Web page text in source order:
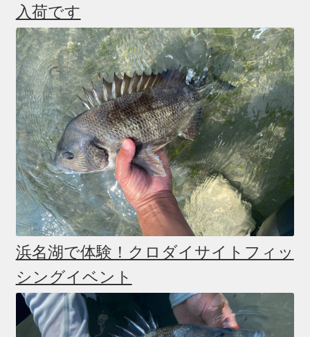
入荷です
浜名湖で体験！クロダイサイトフィッ
シングイベント